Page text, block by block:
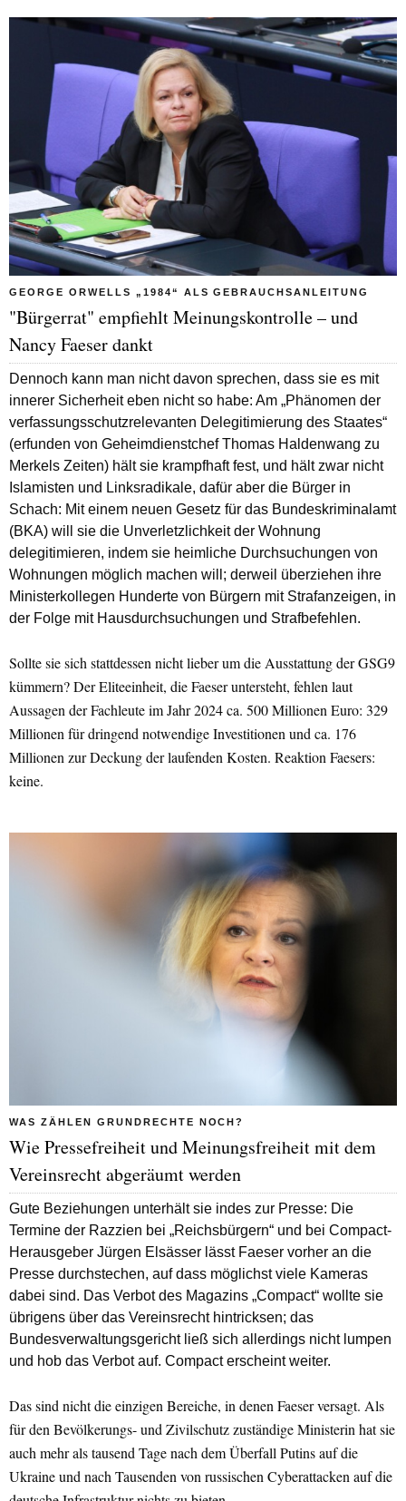
GEORGE ORWELLS „1984“ ALS GEBRAUCHSANLEITUNG
"Bürgerrat" empfiehlt Meinungskontrolle – und
Nancy Faeser dankt
Dennoch kann man nicht davon sprechen, dass sie es mit
innerer Sicherheit eben nicht so habe: Am „Phänomen der
verfassungsschutzrelevanten Delegitimierung des Staates“
(erfunden von Geheimdienstchef Thomas Haldenwang zu
Merkels Zeiten) hält sie krampfhaft fest, und hält zwar nicht
Islamisten und Linksradikale, dafür aber die Bürger in
Schach: Mit einem neuen Gesetz für das Bundeskriminalamt
(BKA) will sie die Unverletzlichkeit der Wohnung
delegitimieren, indem sie heimliche Durchsuchungen von
Wohnungen möglich machen will; derweil überziehen ihre
Ministerkollegen Hunderte von Bürgern mit Strafanzeigen, in
der Folge mit Hausdurchsuchungen und Strafbefehlen.
Sollte sie sich stattdessen nicht lieber um die Ausstattung der GSG9
kümmern? Der Eliteeinheit, die Faeser untersteht, fehlen laut
Aussagen der Fachleute im Jahr 2024 ca. 500 Millionen Euro: 329
Millionen für dringend notwendige Investitionen und ca. 176
Millionen zur Deckung der laufenden Kosten. Reaktion Faesers:
keine.
WAS ZÄHLEN GRUNDRECHTE NOCH?
Wie Pressefreiheit und Meinungsfreiheit mit dem
Vereinsrecht abgeräumt werden
Gute Beziehungen unterhält sie indes zur Presse: Die
Termine der Razzien bei „Reichsbürgern“ und bei Compact-
Herausgeber Jürgen Elsässer lässt Faeser vorher an die
Presse durchstechen, auf dass möglichst viele Kameras
dabei sind. Das Verbot des Magazins „Compact“ wollte sie
übrigens über das Vereinsrecht hintricksen; das
Bundesverwaltungsgericht ließ sich allerdings nicht lumpen
und hob das Verbot auf. Compact erscheint weiter.
Das sind nicht die einzigen Bereiche, in denen Faeser versagt. Als
für den Bevölkerungs- und Zivilschutz zuständige Ministerin hat sie
auch mehr als tausend Tage nach dem Überfall Putins auf die
Ukraine und nach Tausenden von russischen Cyberattacken auf die